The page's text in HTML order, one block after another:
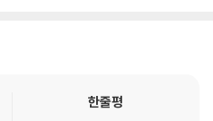
러 이야기를 읽으며 아이들은 스스
한줄평